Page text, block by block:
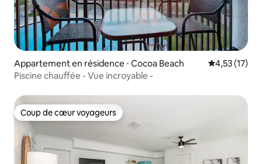
Appartement en résidence ⋅ Cocoa Beach Évaluation
4,53 (17)
Piscine chauffée - Vue incroyable -
Coup de cœur voyageurs
Coup de cœur voyageurs